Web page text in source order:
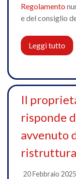
Regolamento
e del consiglio
Leggi tutto
Il
risponde
avvenuto
20 Febbraio 2025